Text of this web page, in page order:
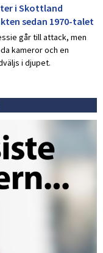
i Skottland
sedan 1970-talet
går till attack, men
kameror och en
i djupet.